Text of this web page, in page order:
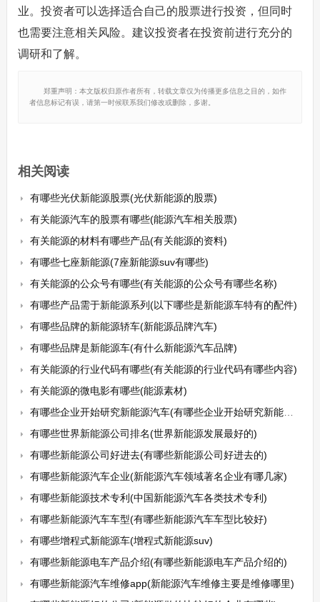
业。投资者可以选择适合自己的股票进行投资，但同时
也需要注意相关风险。建议投资者在投资前进行充分的
调研和了解。
郑重声明：本文版权归原作者所有，转载文章仅为传播更多信息之目的，如作
者信息标记有误，请第一时候联系我们修改或删除，多谢。
相关阅读
有哪些光伏新能源股票(光伏新能源的股票)
有关能源汽车的股票有哪些(能源汽车相关股票)
有关能源的材料有哪些产品(有关能源的资料)
有哪些七座新能源(7座新能源suv有哪些)
有关能源的公众号有哪些(有关能源的公众号有哪些名称)
有哪些产品需于新能源系列(以下哪些是新能源车特有的配件)
有哪些品牌的新能源轿车(新能源品牌汽车)
有哪些品牌是新能源车(有什么新能源汽车品牌)
有关能源的行业代码有哪些(有关能源的行业代码有哪些内容)
有关能源的微电影有哪些(能源素材)
有哪些企业开始研究新能源汽车(有哪些企业开始研究新能源汽车产业)
有哪些世界新能源公司排名(世界新能源发展最好的)
有哪些新能源公司好进去(有哪些新能源公司好进去的)
有哪些新能源汽车企业(新能源汽车领域著名企业有哪几家)
有哪些新能源技术专利(中国新能源汽车各类技术专利)
有哪些新能源汽车车型(有哪些新能源汽车车型比较好)
有哪些增程式新能源车(增程式新能源suv)
有哪些新能源电车产品介绍(有哪些新能源电车产品介绍的)
有哪些新能源汽车维修app(新能源汽车维修主要是维修哪里)